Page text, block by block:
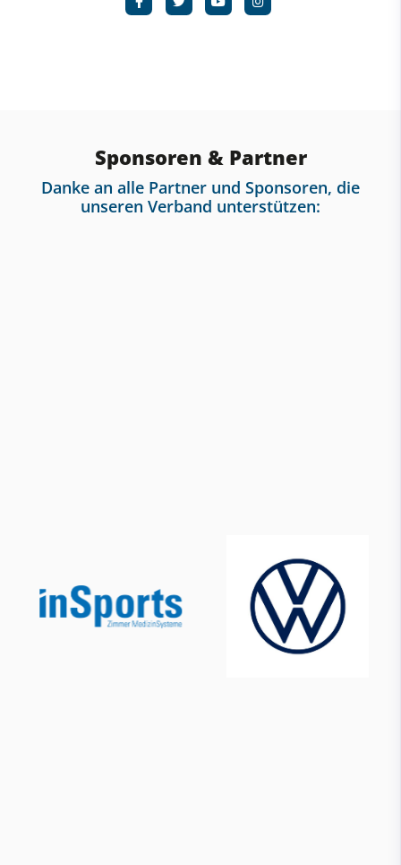
Sponsoren & Partner
Danke an alle Partner und Sponsoren, die
unseren Verband unterstützen: